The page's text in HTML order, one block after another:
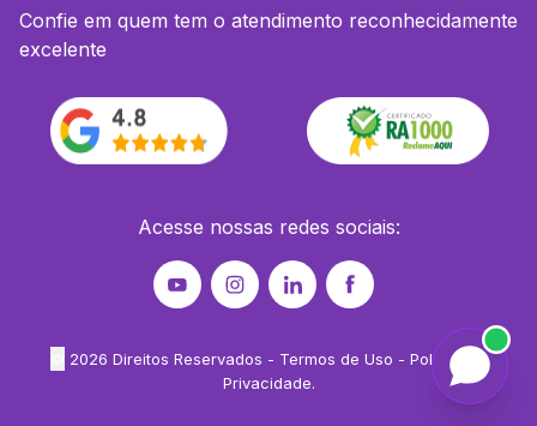
Confie em quem tem o atendimento reconhecidamente
excelente
Acesse nossas redes sociais:
2026 Direitos Reservados - Termos de Uso - Política de
Privacidade.